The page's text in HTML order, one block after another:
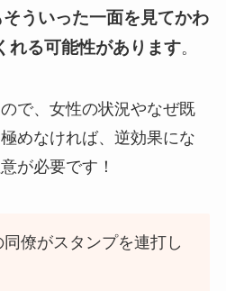
ういった一面を見てかわ
れる可能性があります。
で、女性の状況やなぜ既
めなければ、逆効果にな
が必要です！
僚がスタンプを連打し